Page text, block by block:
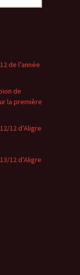
de l’année
de
la première
12 d’Aligre
12 d’Aligre